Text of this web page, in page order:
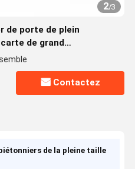
2/3
de porte de plein
de grand
Intellignent de visage
Contactez
de la pleine taille